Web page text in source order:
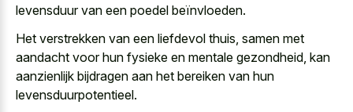
levensduur van een poedel beïnvloeden.
Het verstrekken van een liefdevol thuis, samen met
aandacht voor hun fysieke en mentale gezondheid, kan
aanzienlijk bijdragen aan het bereiken van hun
levensduurpotentieel.